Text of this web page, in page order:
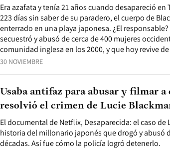
30 NOVIEMBRE
Era azafata y tenía 21 años cuando desapareció
223 días sin saber de su paradero, el cuerpo de
enterrado en una playa japonesa. ¿El
secuestró y abusó de cerca de 400 mujeres
comunidad inglesa en los 2000, y que hoy revive
El documental de Netflix, Desaparecida: el caso
historia del millonario japonés que drogó y abusó
décadas. Así fue cómo la policía logró detenerlo.
Usaba antifaz para abusar y filmar a
resolvió el crimen de Lucie